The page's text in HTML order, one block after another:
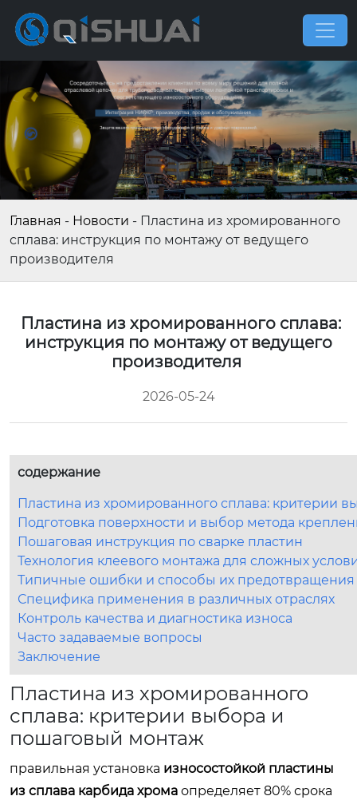
Главная - Новости - Пластина из хромированного
сплава: инструкция по монтажу от ведущего
производителя
Пластина из хромированного сплава:
инструкция по монтажу от ведущего
производителя
2026-05-24
содержание
Пластина из хромированного сплава: критерии
Подготовка поверхности и выбор метода
Пошаговая инструкция по сварке пластин
Технология клеевого монтажа для сложных
Типичные ошибки и способы их предотвращения
Специфика применения в различных отраслях
Контроль качества и диагностика износа
Часто задаваемые вопросы
Заключение
Пластина из хромированного
сплава: критерии выбора и
пошаговый монтаж
правильная установка износостойкой пластины
из сплава карбида хрома определяет 80% срока